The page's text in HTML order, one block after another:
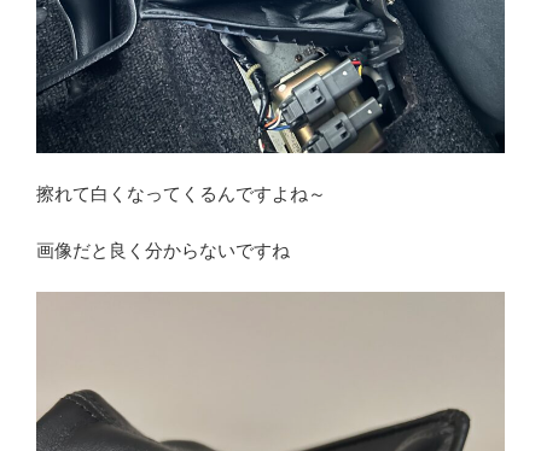
擦れて白くなってくるんですよね～
画像だと良く分からないですね